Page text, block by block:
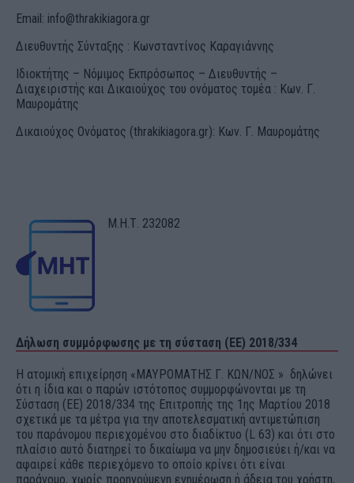
Email: info@thrakikiagora.gr
Διευθυντής Σύνταξης : Κωνσταντίνος Καραγιάννης
Ιδιοκτήτης – Νόμιμος Εκπρόσωπος – Διευθυντής –
Διαχειριστής και Δικαιούχος του ονόματος τομέα : Κων. Γ.
Μαυρομάτης
Δικαιούχος Ονόματος (thrakikiagora.gr): Κων. Γ. Μαυρομάτης
Μ.Η.Τ. 232082
Δήλωση συμμόρφωσης με τη σύσταση (ΕΕ) 2018/334
Η ατομική επιχείρηση «ΜΑΥΡΟΜΑΤΗΣ Γ. ΚΩΝ/ΝΟΣ » δηλώνει
ότι η ίδια και ο παρών ιστότοπος συμμορφώνονται με τη
Σύσταση (ΕΕ) 2018/334 της Επιτροπής της 1ης Μαρτίου 2018
σχετικά με τα μέτρα για την αποτελεσματική αντιμετώπιση
του παράνομου περιεχομένου στο διαδίκτυο (L 63) και ότι στο
πλαίσιο αυτό διατηρεί το δικαίωμα να μην δημοσιεύει ή/και να
αφαιρεί κάθε περιεχόμενο το οποίο κρίνει ότι είναι
παράνομο, χωρίς προηγούμενη ενημέρωση ή άδεια του χρήστη,